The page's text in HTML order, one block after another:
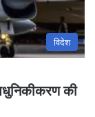
विदेश
की